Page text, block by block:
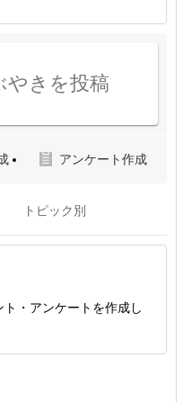
やきを投稿
アンケート作成
トピック別
・アンケートを作成し